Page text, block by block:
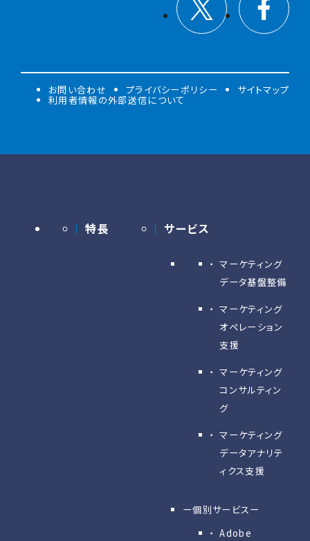
お問い合わせ プライバシーポリシー サイトマップ
利用者情報の外部送信について
特長 サービス
マーケティング
データ基盤整備
マーケティング
オペレーション
支援
マーケティング
コンサルティン
グ
マーケティング
データアナリテ
ィクス支援
ー個別サービスー
Adobe